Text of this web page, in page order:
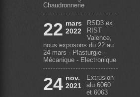
Chaudronnerie
22 mars
2022
RSD3 ex
RIST
Valence,
nous exposons du 22 au
24 mars - Plasturgie -
Mécanique - Electronique
24 nov.
2021
Extrusion
alu 6060
et 6063